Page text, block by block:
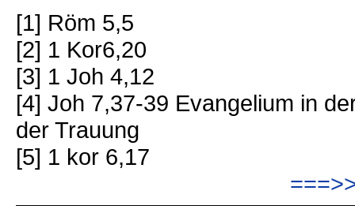
[1] Röm 5,5
[2] 1 Kor6,20
[3] 1 Joh 4,12
[4] Joh 7,37-39 Evangelium in
der Trauung
[5] 1 kor 6,17